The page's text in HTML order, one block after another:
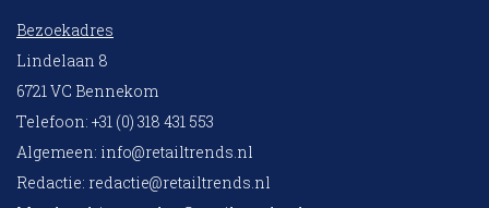
Bezoekadres
Lindelaan 8
6721 VC Bennekom
Telefoon: +31 (0) 318 431 553
Algemeen: info@retailtrends.nl
Redactie: redactie@retailtrends.nl